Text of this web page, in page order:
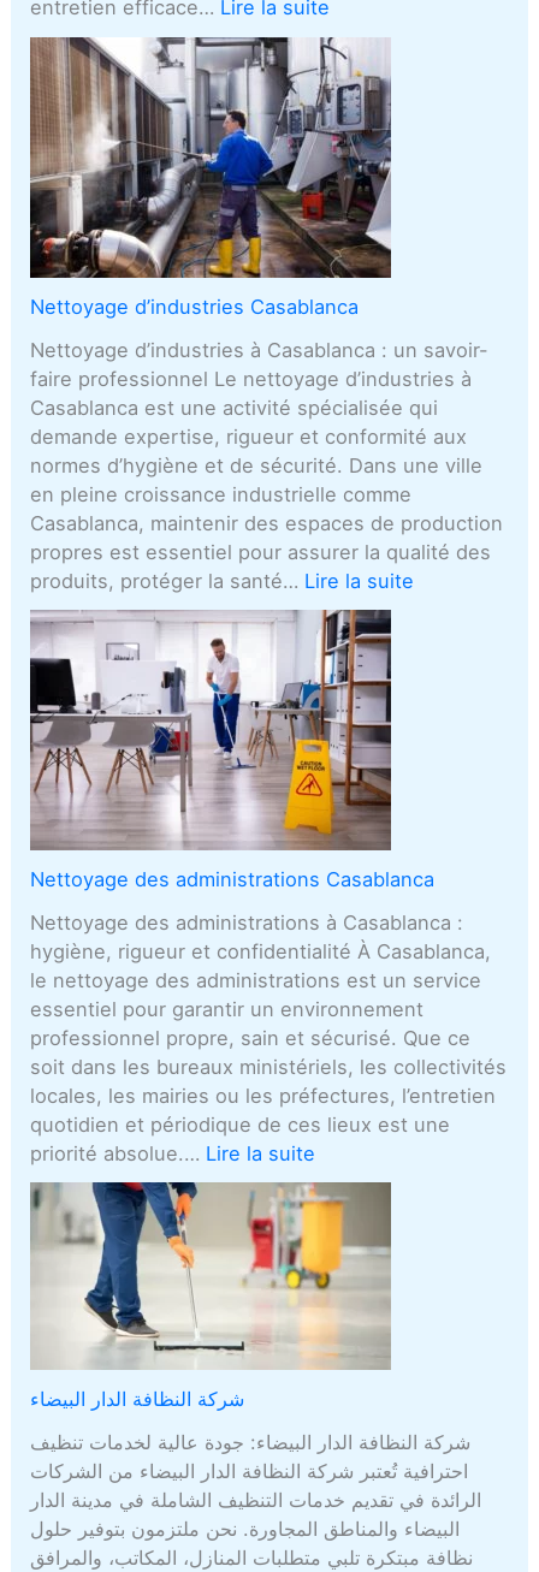
entretien efficace… Lire la suite
Nettoyage d’industries Casablanca
Nettoyage d’industries à Casablanca : un savoir-
faire professionnel Le nettoyage d’industries à
Casablanca est une activité spécialisée qui
demande expertise, rigueur et conformité aux
normes d’hygiène et de sécurité. Dans une ville
en pleine croissance industrielle comme
Casablanca, maintenir des espaces de production
propres est essentiel pour assurer la qualité des
produits, protéger la santé… Lire la suite
Nettoyage des administrations Casablanca
Nettoyage des administrations à Casablanca :
hygiène, rigueur et confidentialité À Casablanca,
le nettoyage des administrations est un service
essentiel pour garantir un environnement
professionnel propre, sain et sécurisé. Que ce
soit dans les bureaux ministériels, les collectivités
locales, les mairies ou les préfectures, l’entretien
quotidien et périodique de ces lieux est une
priorité absolue.… Lire la suite
شركة النظافة الدار البيضاء
شركة النظافة الدار البيضاء: جودة عالية لخدمات تنظيف
احترافية تُعتبر شركة النظافة الدار البيضاء من الشركات
الرائدة في تقديم خدمات التنظيف الشاملة في مدينة الدار
البيضاء والمناطق المجاورة. نحن ملتزمون بتوفير حلول
نظافة مبتكرة تلبي متطلبات المنازل، المكاتب، والمرافق